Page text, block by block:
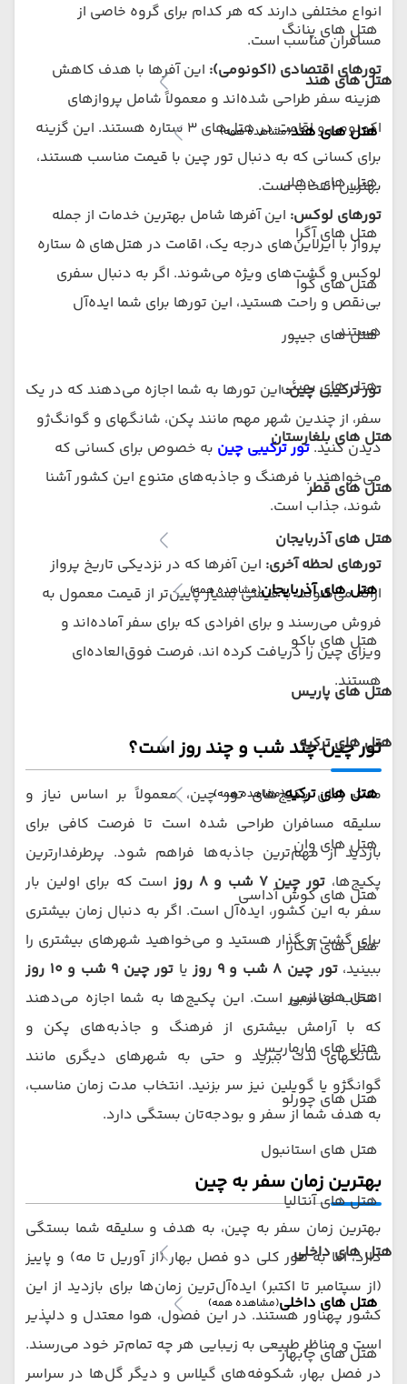
هتل های پنانگ
هتل های هند
هتل های هند(مشاهده همه)
هتل های دهلی
هتل های آگرا
هتل های گوا
هتل های جیپور
هتل های بمبئی
هتل های بلغارستان
هتل های قطر
هتل های آذربایجان
هتل های آذربایجان(مشاهده همه)
هتل های باکو
هتل های پاریس
هتل های ترکیه
هتل های ترکیه(مشاهده همه)
هتل های وان
هتل های کوش آداسی
هتل های آنکارا
هتل های ازمیر
هتل های مارماریس
هتل های چورلو
هتل های استانبول
هتل های آنتالیا
هتل های داخلی
هتل های داخلی(مشاهده همه)
هتل های چابهار
انواع مختلفی دارند که هر کدام برای گروه خاصی از
مسافران مناسب است.
تورهای اقتصادی (اکونومی): این آفرها با هدف کاهش
هزینه سفر طراحی شده‌اند و معمولاً شامل پروازهای
اکونومی و اقامت در هتل‌های ۳ ستاره هستند. این گزینه
برای کسانی که به دنبال تور چین با قیمت مناسب هستند،
بهترین انتخاب است.
تورهای لوکس: این آفرها شامل بهترین خدمات از جمله
پرواز با ایرلاین‌های درجه یک، اقامت در هتل‌های ۵ ستاره
لوکس و گشت‌های ویژه می‌شوند. اگر به دنبال سفری
بی‌نقص و راحت هستید، این تورها برای شما ایده‌آل
هستند.
تور ترکیبی چین:این تورها به شما اجازه می‌دهند که در یک
سفر، از چندین شهر مهم مانند پکن، شانگهای و گوانگ‌ژو
دیدن کنید.تور ترکیبی چین به خصوص برای کسانی که
می‌خواهند با فرهنگ و جاذبه‌های متنوع این کشور آشنا
شوند، جذاب است.
تورهای لحظه آخری: این آفرها که در نزدیکی تاریخ پرواز
ارائه می‌شوند، با قیمتی بسیار پایین‌تر از قیمت معمول به
فروش می‌رسند و برای افرادی که برای سفر آماده‌اند و
ویزای چین را دریافت کرده اند، فرصت فوق‌العاده‌ای
هستند.
تور چین چند شب و چند روز است؟
مدت زمان پکیج‌های تور چین، معمولاً بر اساس نیاز و
سلیقه مسافران طراحی شده است تا فرصت کافی برای
بازدید از مهم‌ترین جاذبه‌ها فراهم شود. پرطرفدارترین
پکیج‌ها، تور چین ۷ شب و ۸ روز
است که برای اولین بار
سفر به این کشور، ایده‌آل است. اگر به دنبال زمان بیشتری
برای گشت و گذار هستید و می‌خواهید شهرهای بیشتری را
ببینید،تور چین ۸ شب و ۹ روز یا تور چین ۹ شب و ۱۰ روز
انتخاب مناسبی است. این پکیج‌ها به شما اجازه می‌دهند
که با آرامش بیشتری از فرهنگ و جاذبه‌های پکن و
شانگهای لذت ببرید و حتی به شهرهای دیگری مانند
گوانگژو یا گویلین نیز سر بزنید. انتخاب مدت زمان مناسب،
به هدف شما از سفر و بودجه‌تان بستگی دارد.
بهترین زمان سفر به چین
بهترین زمان سفر به چین، به هدف و سلیقه شما بستگی
دارد، اما به طور کلی دو فصل بهار (از آوریل تا مه) و پاییز
(از سپتامبر تا اکتبر) ایده‌آل‌ترین زمان‌ها برای بازدید از این
کشور پهناور هستند. در این فصول، هوا معتدل و دلپذیر
است و مناظر طبیعی به زیبایی هر چه تمام‌تر خود می‌رسند.
در فصل بهار، شکوفه‌های گیلاس و دیگر گل‌ها در سراسر